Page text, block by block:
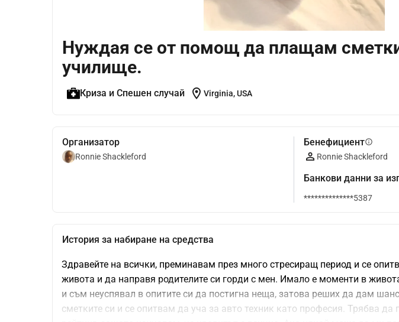
Нуждая се от помощ да плащам
училище.
Криза и Спешен случай location_on Virginia, USA
Организатор
Ronnie Shackleford
Бенефициентinfo
Ronnie Shackleford
Банкови данни за
**************5387
История за набиране на средства
Здравейте на всички, преминавам през много стресиращ период и се
живота и да направя родителите си горди с мен. Имало е моменти в
и съм неуспявал в опитите си да постигна неща, затова реших да дам
сметките си и се опитвам да уча за авто техник като професия. Трябва да